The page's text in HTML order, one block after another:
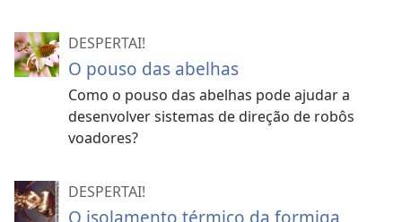
DESPERTAI!
O pouso das abelhas
Como o pouso das abelhas pode ajudar a
desenvolver sistemas de direção de robôs
voadores?
DESPERTAI!
O isolamento térmico da formiga